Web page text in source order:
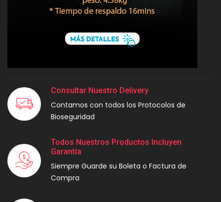
Consultar Nuestro Delivery
Contamos con todos los Protocolos de
Bioseguridad
Todos Nuestros Productos Incluyen
Garantía
Siempre Guarde su Boleta o Factura de
Compra